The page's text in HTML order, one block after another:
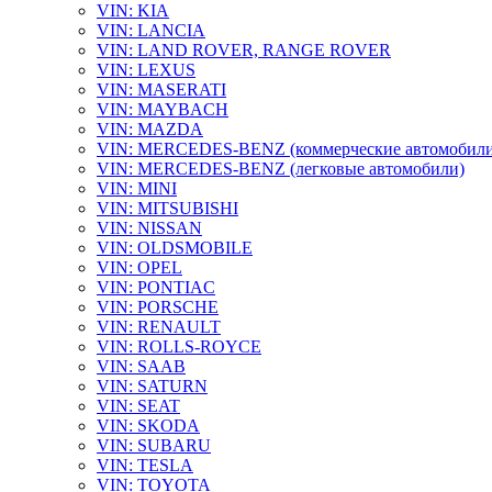
VIN: KIA
VIN: LANCIA
VIN: LAND ROVER, RANGE ROVER
VIN: LEXUS
VIN: MASERATI
VIN: MAYBACH
VIN: MAZDA
VIN: MERCEDES-BENZ (коммерческие
VIN: MERCEDES-BENZ (легковые автомобили)
VIN: MINI
VIN: MITSUBISHI
VIN: NISSAN
VIN: OLDSMOBILE
VIN: OPEL
VIN: PONTIAC
VIN: PORSCHE
VIN: RENAULT
VIN: ROLLS-ROYCE
VIN: SAAB
VIN: SATURN
VIN: SEAT
VIN: SKODA
VIN: SUBARU
VIN: TESLA
VIN: TOYOTA